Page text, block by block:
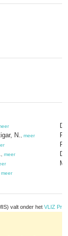
N. meer
meer
meer
valt onder het VLIZ